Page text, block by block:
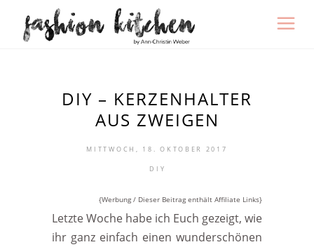
DIY – KERZENHALTER
AUS ZWEIGEN
MITTWOCH, 18. OKTOBER 2017
DIY
{Werbung / Dieser Beitrag enthält Affiliate Links}
Letzte Woche habe ich Euch gezeigt, wie
ihr ganz einfach einen wunderschönen